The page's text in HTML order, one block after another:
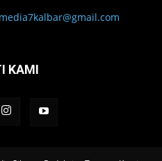
KAMI